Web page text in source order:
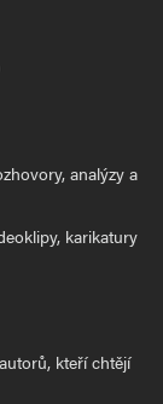
analýzy a
karikatury
kteří chtějí